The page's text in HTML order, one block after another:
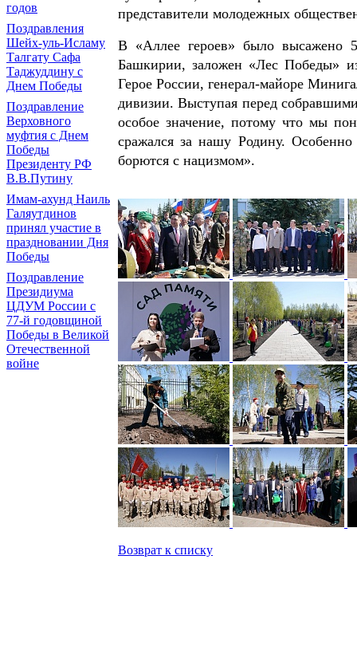
годов
Поздравления
Шейх-уль-Исламу
Талгату Сафа
Таджуддину с
Днем Победы
Поздравление
Верховного
муфтия с Днем
Победы
Президенту РФ
В.В.Путину
Имам-ахунд Наиль
Галяутдинов
принял участие в
праздновании Дня
Победы
Поздравление
Президиума
ЦДУМ России с
77-й годовщиной
Победы в Великой
Отечественной
войне
представители молодежных
В «Аллее героев» было высажено
Башкирии, заложен «Лес Победы»
Герое России, генерал-майоре
дивизии. Выступая перед
особое значение, потому что мы
сражался за нашу Родину.
борются с нацизмом».
Возврат к списку